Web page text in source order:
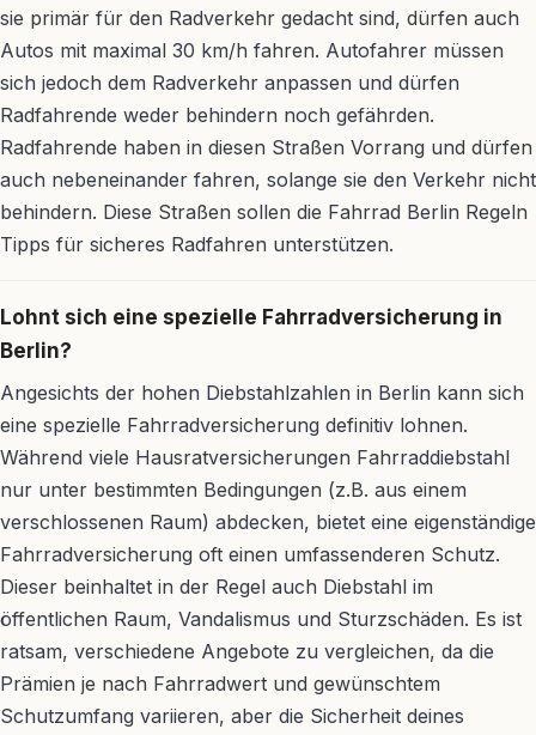
sie primär für den Radverkehr gedacht sind, dürfen auch
Autos mit maximal 30 km/h fahren. Autofahrer müssen
sich jedoch dem Radverkehr anpassen und dürfen
Radfahrende weder behindern noch gefährden.
Radfahrende haben in diesen Straßen Vorrang und dürfen
auch nebeneinander fahren, solange sie den Verkehr nicht
behindern. Diese Straßen sollen die Fahrrad Berlin Regeln
Tipps für sicheres Radfahren unterstützen.
Lohnt sich eine spezielle Fahrradversicherung in
Berlin?
Angesichts der hohen Diebstahlzahlen in Berlin kann sich
eine spezielle Fahrradversicherung definitiv lohnen.
Während viele Hausratversicherungen Fahrraddiebstahl
nur unter bestimmten Bedingungen (z.B. aus einem
verschlossenen Raum) abdecken, bietet eine eigenständige
Fahrradversicherung oft einen umfassenderen Schutz.
Dieser beinhaltet in der Regel auch Diebstahl im
öffentlichen Raum, Vandalismus und Sturzschäden. Es ist
ratsam, verschiedene Angebote zu vergleichen, da die
Prämien je nach Fahrradwert und gewünschtem
Schutzumfang variieren, aber die Sicherheit deines